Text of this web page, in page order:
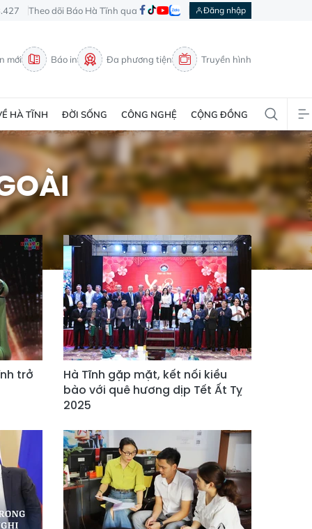
Theo dõi Báo Hà Tĩnh qua Đăng nhập
mới Báo in Đa phương tiện Truyền hình
HÀ TĨNH ĐỜI SỐNG CÔNG NGHỆ CỘNG ĐỒNG
trở
Hà Tĩnh gặp mặt, kết nối kiều
bào với quê hương dịp Tết Ất Tỵ
2025